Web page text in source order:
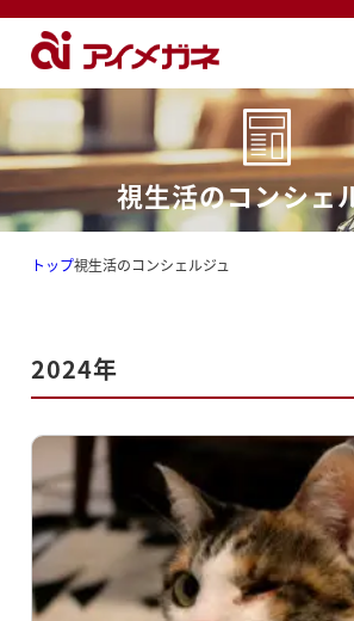
視生活のコンシェ
トップ視生活のコンシェルジュ
2024年